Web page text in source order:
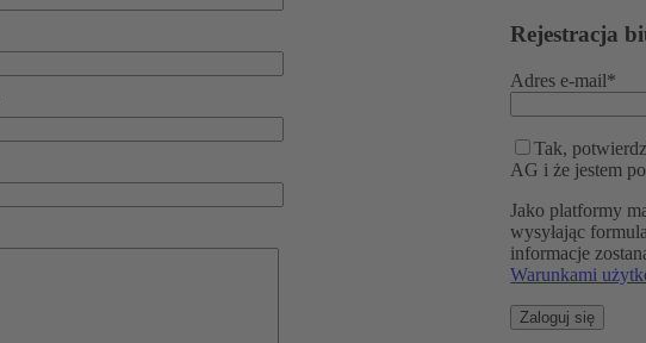
Rejestracja
Adres e-mail*
Tak,
AG i że jestem
Jako platformy
wysyłając
informacje
Warunkami